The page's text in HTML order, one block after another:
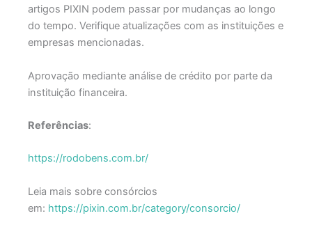
artigos PIXIN podem passar por mudanças ao longo
do tempo. Verifique atualizações com as instituições e
empresas mencionadas.
Aprovação mediante análise de crédito por parte da
instituição financeira.
Referências:
https://rodobens.com.br/
Leia mais sobre consórcios
em: https://pixin.com.br/category/consorcio/